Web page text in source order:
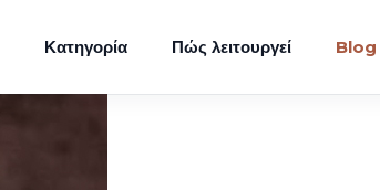
Κατηγορία Πώς λειτουργεί Blog